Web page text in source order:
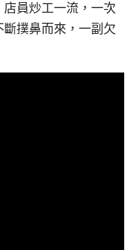
員炒工一流，一次
撲鼻而來，一副欠